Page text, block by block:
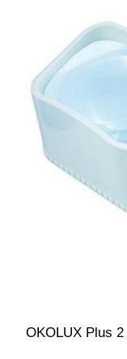
OKOLUX Plus